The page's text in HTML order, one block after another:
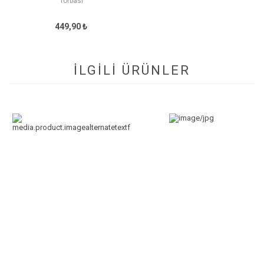
449,90 ₺
İLGİLİ ÜRÜNLER